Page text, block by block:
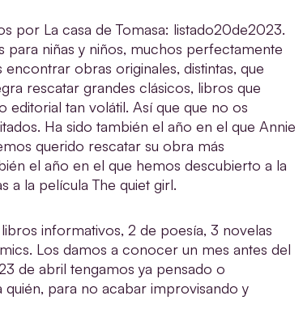
por La casa de Tomasa: listado20de2023.
para niñas y niños, muchos perfectamente
obras originales, distintas, que
rescatar grandes clásicos, libros que
tan volátil. Así que que no os
Ha sido también el año en el que Annie
querido rescatar su obra más
el año en el que hemos descubierto a la
a la película The quiet girl.
informativos, 2 de poesía, 3 novelas
Los damos a conocer un mes antes del
de abril tengamos ya pensado o
para no acabar improvisando y